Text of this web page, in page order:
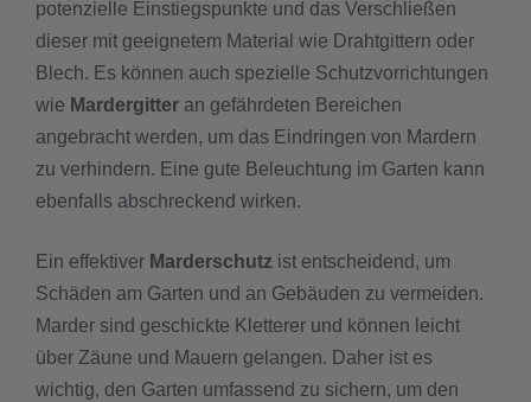
potenzielle Einstiegspunkte und das Verschließen
dieser mit geeignetem Material wie Drahtgittern oder
Blech. Es können auch spezielle Schutzvorrichtungen
wie Mardergitter an gefährdeten Bereichen
angebracht werden, um das Eindringen von Mardern
zu verhindern. Eine gute Beleuchtung im Garten kann
ebenfalls abschreckend wirken.
Ein effektiver Marderschutz ist entscheidend, um
Schäden am Garten und an Gebäuden zu vermeiden.
Marder sind geschickte Kletterer und können leicht
über Zäune und Mauern gelangen. Daher ist es
wichtig, den Garten umfassend zu sichern, um den